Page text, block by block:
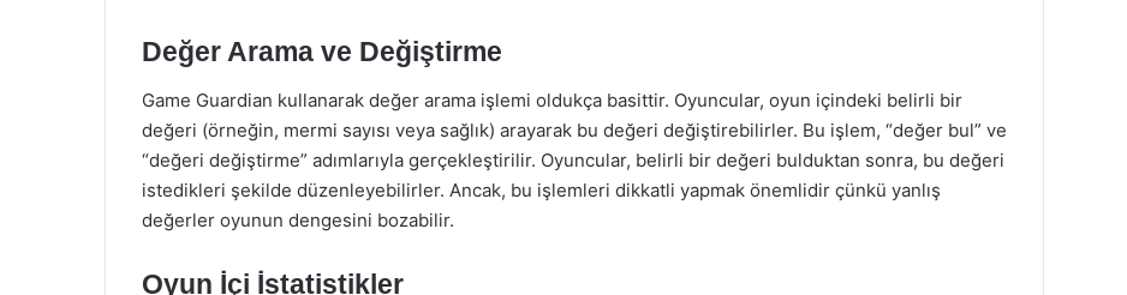
Değer Arama ve Değiştirme
Game Guardian kullanarak değer arama işlemi oldukça basittir. Oyuncular, oyun içindeki belirli bir
değeri (örneğin, mermi sayısı veya sağlık) arayarak bu değeri değiştirebilirler. Bu işlem, “değer bul” ve
“değeri değiştirme” adımlarıyla gerçekleştirilir. Oyuncular, belirli bir değeri bulduktan sonra, bu değeri
istedikleri şekilde düzenleyebilirler. Ancak, bu işlemleri dikkatli yapmak önemlidir çünkü yanlış
değerler oyunun dengesini bozabilir.
Oyun İçi İstatistikler